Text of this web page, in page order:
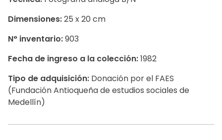
Dimensiones:25 x 20 cm
N° inventario:903
Fecha de ingreso a la colección:1982
Tipo de adquisición: Donación por el FAES
(Fundación Antioqueña de estudios sociales de
Medellín)